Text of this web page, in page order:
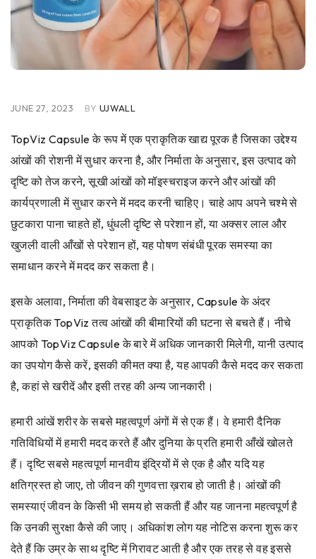
JUNE 27, 2023 BY UJWALL
TopViz Capsule के रूप में एक प्राकृतिक खाद्य पूरक है जिसका उद्देश्य
आंखों की रोशनी में सुधार करना है, और निर्माता के अनुसार, इस उत्पाद को
दृष्टि को तेज करने, सूखी आंखों को मॉइस्चराइज करने और आंखों की
कार्यप्रणाली में सुधार करने में मदद करनी चाहिए। चाहे आप अपने चश्मे से
छुटकारा पाना चाहते हों, धुंधली दृष्टि से परेशान हों, या अक्सर लाल और
खुजली वाली आँखों से परेशान हों, यह पोषण संबंधी पूरक समस्या का
समाधान करने में मदद कर सकता है।
इसके अलावा, निर्माता की वेबसाइट के अनुसार, Capsule के अंदर
प्राकृतिक TopViz तत्व आंखों की बीमारियों की घटना से बचते हैं। नीचे
आपको TopViz Capsule के बारे में अधिक जानकारी मिलेगी, यानी उत्पाद
का उपयोग कैसे करें, इसकी कीमत क्या है, यह आपकी कैसे मदद कर सकता
है, कहां से खरीदें और इसी तरह की अन्य जानकारी।
हमारी आंखें शरीर के सबसे महत्वपूर्ण अंगों में से एक हैं। वे हमारी दैनिक
गतिविधियों में हमारी मदद करते हैं और दुनिया के प्रति हमारी आँखें खोलते
हैं। दृष्टि सबसे महत्वपूर्ण मानवीय इंद्रियों में से एक है और यदि यह
क्षतिग्रस्त हो जाए, तो जीवन की गुणवत्ता ख़राब हो जाती है। आंखों की
समस्याएं जीवन के किसी भी समय हो सकती हैं और यह जानना महत्वपूर्ण है
कि उनकी सुरक्षा कैसे की जाए। अधिकांश लोग यह नोटिस करना शुरू कर
देते हैं कि उम्र के साथ दृष्टि में गिरावट आती है और एक तरह से वह इससे